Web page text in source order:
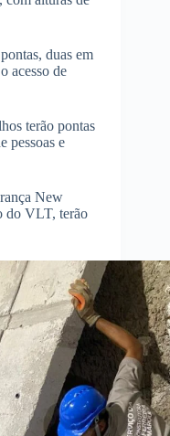
duas em
acesso de
terão pontas
pessoas e
New
do VLT, terão